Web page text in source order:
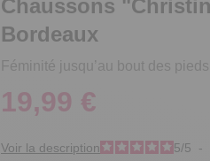
Chaussons
Bordeaux
Féminité jusqu’au bout des pieds
19,99 €
Voir la description 5/5 -